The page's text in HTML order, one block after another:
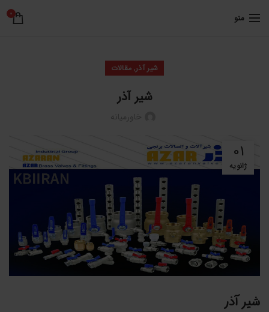
منو 0
شیر آذر, مقالات
شیر آذر
01
ژانویه
شیر آذر